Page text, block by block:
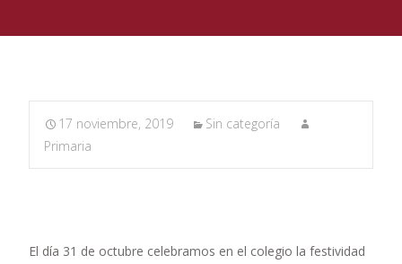
17 noviembre, 2019
Sin categoría
Primaria
El día 31 de octubre celebramos en el colegio la festividad